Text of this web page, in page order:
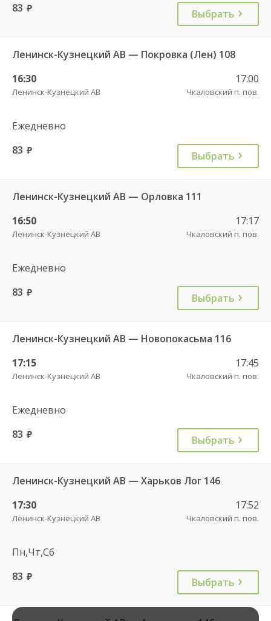
83 руб. Выбрать
Ленинск-Кузнецкий АВ — Покровка (Лен) 108
16:30
Ленинск-Кузнецкий АВ
17:00
Чкаловский п. пов.
Ежедневно
83 руб. Выбрать
Ленинск-Кузнецкий АВ — Орловка 111
16:50
Ленинск-Кузнецкий АВ
17:17
Чкаловский п. пов.
Ежедневно
83 руб. Выбрать
Ленинск-Кузнецкий АВ — Новопокасьма 116
17:15
Ленинск-Кузнецкий АВ
17:45
Чкаловский п. пов.
Ежедневно
83 руб. Выбрать
Ленинск-Кузнецкий АВ — Харьков Лог 146
17:30
Ленинск-Кузнецкий АВ
17:52
Чкаловский п. пов.
Пн,Чт,Сб
83 руб. Выбрать